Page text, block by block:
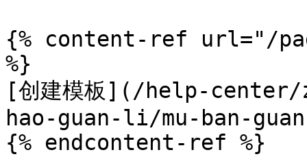
{% content-ref url="/
%}
[创建模板](/help-center/
hao-guan-li/mu-ban-
{% endcontent-ref %}